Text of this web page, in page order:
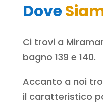
Dove
Ci trovi a
bagno 139 e 140.
Accanto a noi
il caratteristico